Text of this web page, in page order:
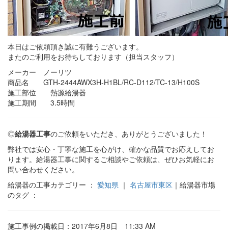
本日はご依頼頂き誠に有難うございます。
またのご利用をお待ちしております（担当スタッフ）
メーカー ノーリツ
商品名 GTH-2444AWX3H-H1BL/RC-D112/TC-13/H100S
施工部位 熱源給湯器
施工期間 3.5時間
◎給湯器工事のご依頼をいただき、ありがとうございました！
弊社では安心・丁寧な施工を心がけ、確かな品質でお応えしてお
ります。給湯器工事に関するご相談やご依頼は、ぜひお気軽にお
問い合わせください。
給湯器の工事カテゴリー ： 愛知県 ｜ 名古屋市東区 ｜給湯器市場
のタグ ：
施工事例の掲載日：2017年6月8日 11:33 AM